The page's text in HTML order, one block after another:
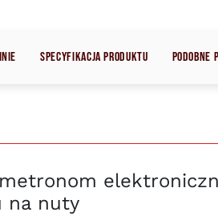
Specyfikacja produktu Podobne
na nuty